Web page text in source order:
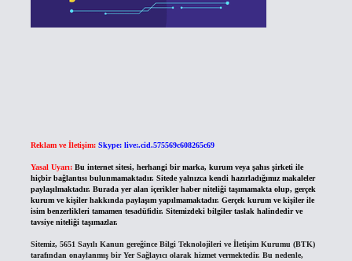
Reklam ve İletişim: Skype: live:.cid.575569c608265c69
Yasal Uyarı: Bu internet sitesi, herhangi bir marka, kurum veya şahıs şirketi ile
hiçbir bağlantısı bulunmamaktadır. Sitede yalnızca kendi hazırladığımız makaleler
paylaşılmaktadır. Burada yer alan içerikler haber niteliği taşımamakta olup, gerçek
kurum ve kişiler hakkında paylaşım yapılmamaktadır. Gerçek kurum ve kişiler ile
isim benzerlikleri tamamen tesadüfidir. Sitemizdeki bilgiler taslak halindedir ve
tavsiye niteliği taşımazlar.
Sitemiz, 5651 Sayılı Kanun gereğince Bilgi Teknolojileri ve İletişim Kurumu (BTK)
tarafından onaylanmış bir Yer Sağlayıcı olarak hizmet vermektedir. Bu nedenle,